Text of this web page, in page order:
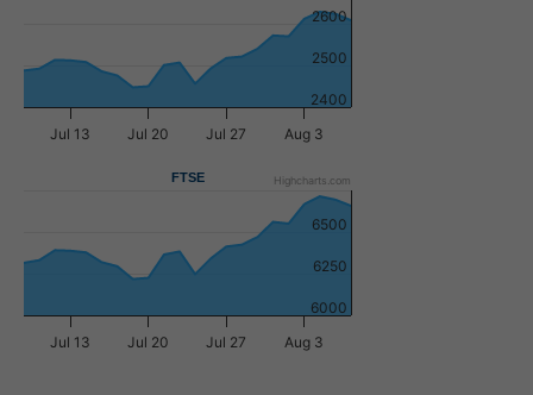
Jul 13 Jul 20 Jul 27 Aug 3
2400
2500
2600
FTSE
Jul 13 Jul 20 Jul 27 Aug 3
6000
6250
6500
Highcharts.com